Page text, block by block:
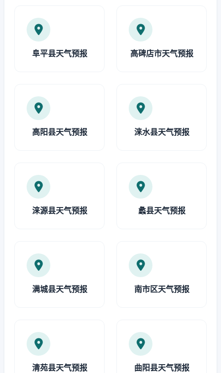
阜平县天气预报 高碑店市天气预报
高阳县天气预报 涞水县天气预报
涞源县天气预报 蠡县天气预报
满城县天气预报 南市区天气预报
清苑县天气预报 曲阳县天气预报